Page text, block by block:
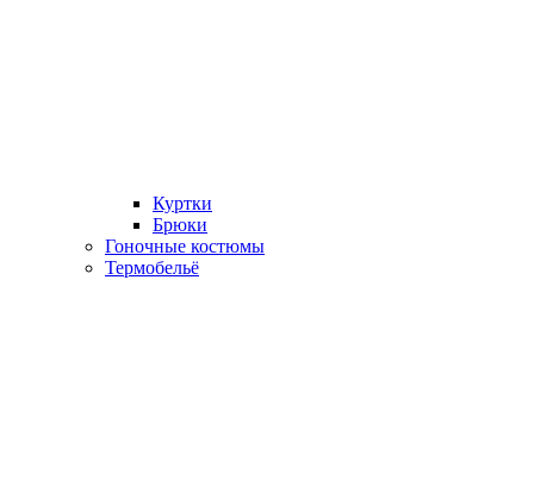
Куртки
Брюки
Гоночные костюмы
Термобельё